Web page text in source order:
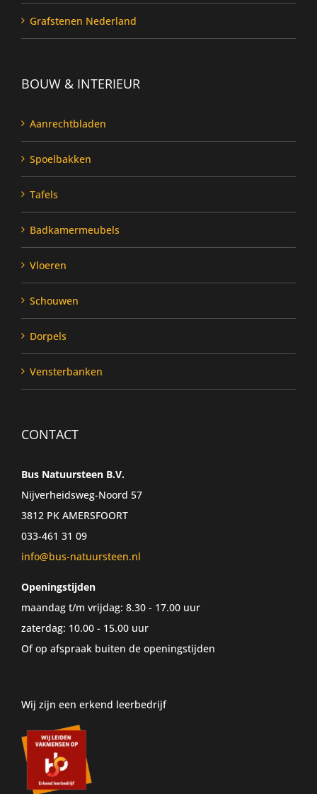
Grafstenen Nederland
BOUW & INTERIEUR
Aanrechtbladen
Spoelbakken
Tafels
Badkamermeubels
Vloeren
Schouwen
Dorpels
Vensterbanken
CONTACT
Bus Natuursteen B.V.
Nijverheidsweg-Noord 57
3812 PK AMERSFOORT
033-461 31 09
info@bus-natuursteen.nl
Openingstijden
maandag t/m vrijdag: 8.30 - 17.00 uur
zaterdag: 10.00 - 15.00 uur
Of op afspraak buiten de openingstijden
Wij zijn een erkend leerbedrijf